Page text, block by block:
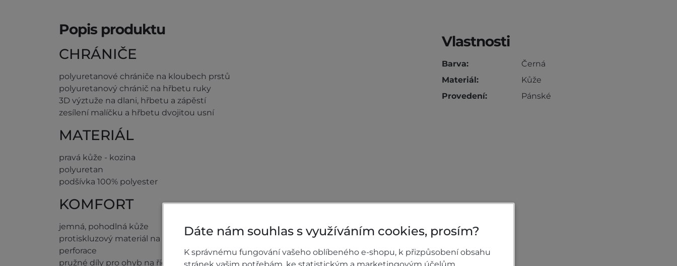
Popis produktu
CHRÁNIČE
polyuretanové chrániče na kloubech prstů
polyuretanový chránič na hřbetu ruky
3D výztuže na dlani, hřbetu a zápěstí
zesílení malíčku a hřbetu dvojitou usní
MATERIÁL
pravá kůže - kozina
polyuretan
podšívka 100% polyester
KOMFORT
jemná, pohodlná kůže
protiskluzový materiál na dlani
perforace
pružné díly pro ohyb na řídítka
Vlastnosti
Barva:
Černá
Materiál:
Kůže
Provedení:
Pánské
Dáte nám souhlas s využíváním cookies, prosím?
K správnému fungování vašeho oblíbeného e-shopu, k přizpůsobení obsahu
stránek vašim potřebám, ke statistickým a marketingovým účelům